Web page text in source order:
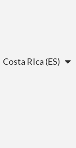
Costa RIca (ES)